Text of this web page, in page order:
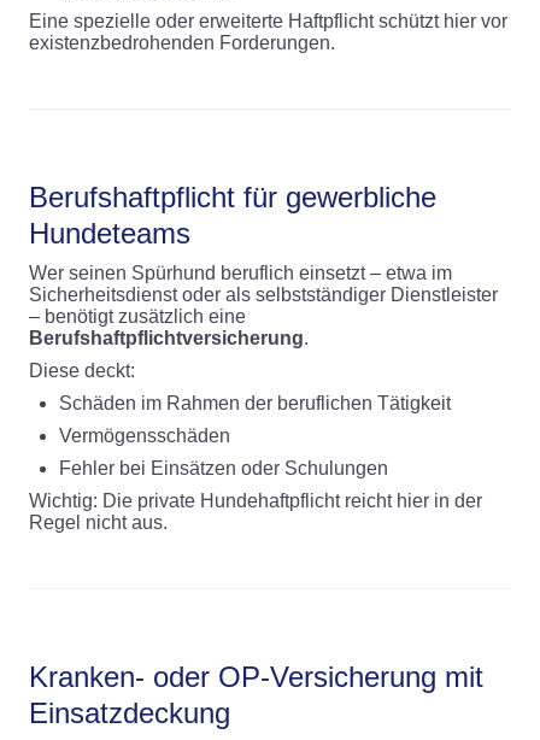
Eine spezielle oder erweiterte Haftpflicht schützt hier vor
existenzbedrohenden Forderungen.
Berufshaftpflicht für gewerbliche
Hundeteams
Wer seinen Spürhund beruflich einsetzt – etwa im
Sicherheitsdienst oder als selbstständiger Dienstleister
– benötigt zusätzlich eine
Berufshaftpflichtversicherung.
Diese deckt:
Schäden im Rahmen der beruflichen Tätigkeit
Vermögensschäden
Fehler bei Einsätzen oder Schulungen
Wichtig: Die private Hundehaftpflicht reicht hier in der
Regel nicht aus.
Kranken- oder OP-Versicherung mit
Einsatzdeckung